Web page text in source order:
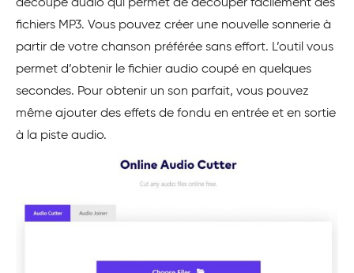
découpe audio qui permet de découper facilement des
fichiers MP3. Vous pouvez créer une nouvelle sonnerie à
partir de votre chanson préférée sans effort. L’outil vous
permet d’obtenir le fichier audio coupé en quelques
secondes. Pour obtenir un son parfait, vous pouvez
même ajouter des effets de fondu en entrée et en sortie
à la piste audio.